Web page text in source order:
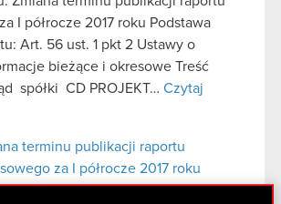
I półrocze 2017 roku Podstawa
Art. 56 ust. 1 pkt 2 Ustawy o
bieżące i okresowe Treść
spółki CD PROJEKT… Czytaj
terminu publikacji raportu
za I półrocze 2017 roku